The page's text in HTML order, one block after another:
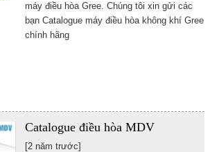
máy điều hòa Gree. Chúng tôi xin gửi các
bạn Catalogue máy điều hòa không khí Gree
chính hãng
Catalogue điều hòa MDV
[2 năm trước]